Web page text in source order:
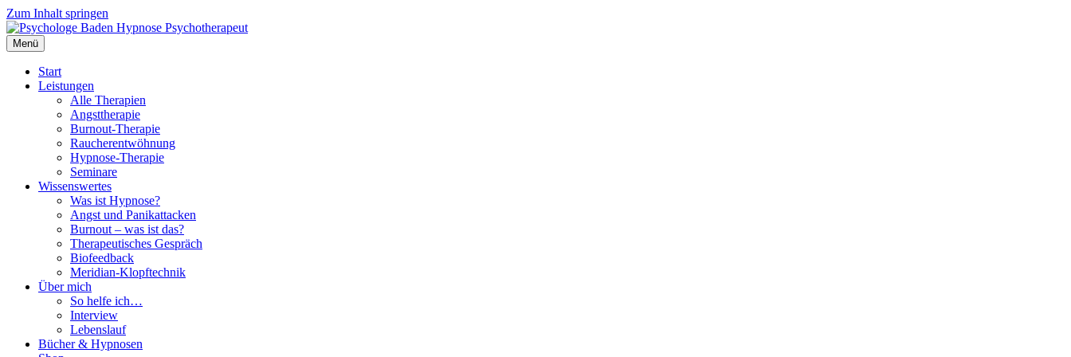
Zum Inhalt springen
Menü
Start
Leistungen
Alle Therapien
Angsttherapie
Burnout-Therapie
Raucherentwöhnung
Hypnose-Therapie
Seminare
Wissenswertes
Was ist Hypnose?
Angst und Panikattacken
Burnout – was ist das?
Therapeutisches Gespräch
Biofeedback
Meridian-Klopftechnik
Über mich
So helfe ich…
Interview
Lebenslauf
Bücher & Hypnosen